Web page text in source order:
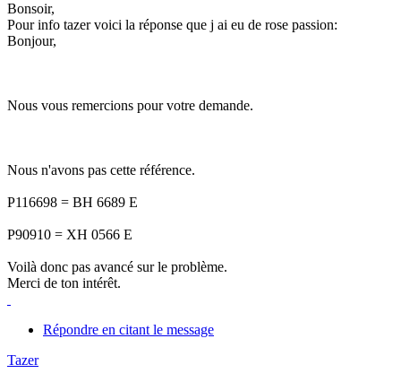
Bonsoir,
Pour info tazer voici la réponse que j ai eu de rose passion:
Bonjour,
Nous vous remercions pour votre demande.
Nous n'avons pas cette référence.
P116698 = BH 6689 E
P90910 = XH 0566 E
Voilà donc pas avancé sur le problème.
Merci de ton intérêt.
Répondre en citant le message
Tazer